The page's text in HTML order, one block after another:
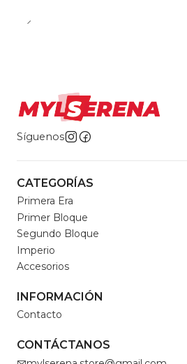
Síguenos
CATEGORÍAS
Primera Era
Primer Bloque
Segundo Bloque
Imperio
Accesorios
INFORMACIÓN
Contacto
CONTÁCTANOS